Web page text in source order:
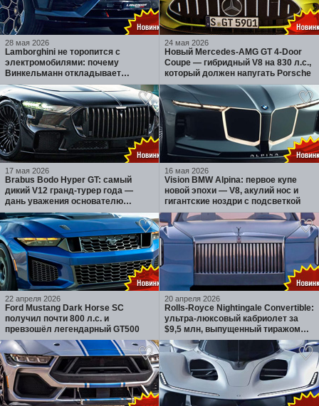
28 мая 2026
Lamborghini не торопится с
электромобилями: почему
Винкельманн откладывает
Lanzador и ставит на гибриды
24 мая 2026
Новый Mercedes-AMG GT 4-Door
Coupe — гибридный V8 на 830 л.с.,
который должен напугать Porsche
17 мая 2026
Brabus Bodo Hyper GT: самый
дикий V12 гранд-турер года —
дань уважения основателю
бренда
16 мая 2026
Vision BMW Alpina: первое купе
новой эпохи — V8, акулий нос и
гигантские ноздри с подсветкой
22 апреля 2026
Ford Mustang Dark Horse SC
получил почти 800 л.с. и
превзошёл легендарный GT500
20 апреля 2026
Rolls-Royce Nightingale Convertible:
ультра-люксовый кабриолет за
$9,5 млн, выпущенный тиражом
100 экземпляров